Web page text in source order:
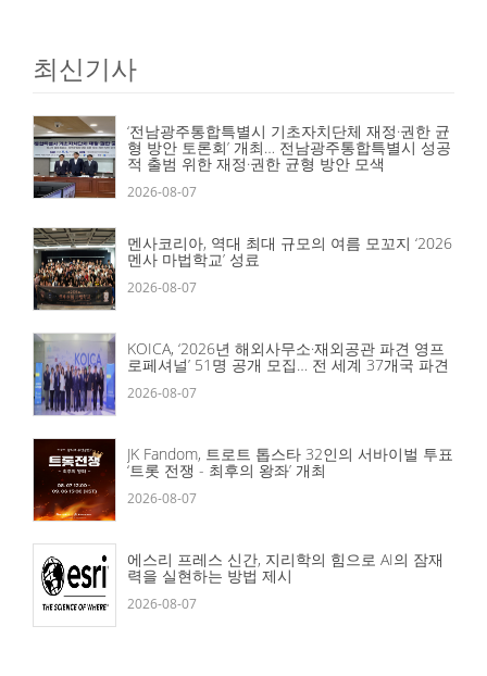
최신기사
‘전남광주통합특별시 기초자치단체 재정·권한 균
형 방안 토론회’ 개최… 전남광주통합특별시 성공
적 출범 위한 재정·권한 균형 방안 모색
2026-08-07
멘사코리아, 역대 최대 규모의 여름 모꼬지 ‘2026
멘사 마법학교’ 성료
2026-08-07
KOICA, ‘2026년 해외사무소·재외공관 파견 영프
로페셔널’ 51명 공개 모집… 전 세계 37개국 파견
2026-08-07
JK Fandom, 트로트 톱스타 32인의 서바이벌 투표
‘트롯 전쟁 - 최후의 왕좌’ 개최
2026-08-07
에스리 프레스 신간, 지리학의 힘으로 AI의 잠재
력을 실현하는 방법 제시
2026-08-07